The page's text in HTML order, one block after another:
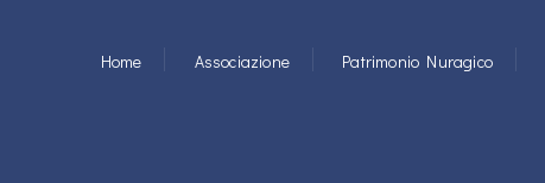
Home Associazione Patrimonio Nuragico